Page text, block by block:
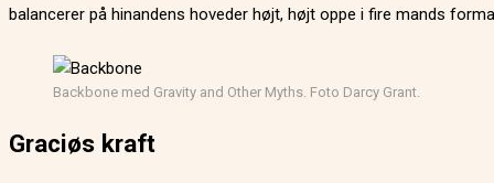
balancerer på hinandens hoveder højt, højt oppe i fire mands
Backbone med Gravity and Other Myths. Foto Darcy Grant.
Graciøs kraft